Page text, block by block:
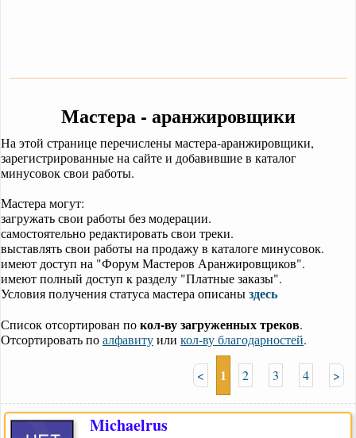
Мастера - аранжировщики
На этой странице перечислены мастера-аранжировщики,
зарегистрированные на сайте и добавившие в каталог
минусовок свои работы.
Мастера могут:
загружать свои работы без модерации.
самостоятельно редактировать свои треки.
выставлять свои работы на продажу в каталоге минусовок.
имеют доступ на "Форум Мастеров Аранжировщиков".
имеют полный доступ к разделу "Платные заказы".
Условия получения статуса мастера описаныздесь
Список отсортирован покол-ву загруженных треков.
Отсортировать поалфавитуили кол-ву благодарностей.
< 1 2 3 4 >
Michaelrus